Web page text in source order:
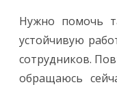
Нужно помочь
устойчивую
сотрудников.
обращаюсь